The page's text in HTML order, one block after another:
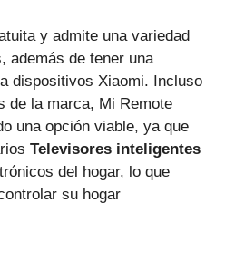
y admite una variedad
además de tener una
dispositivos Xiaomi. Incluso
de la marca, Mi Remote
una opción viable, ya que
Televisores inteligentes
del hogar, lo que
su hogar